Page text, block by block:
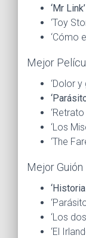
‘Mr
‘Toy
‘Cómo
Mejor
‘Dolor y
‘Los
‘The
Mejor Guión
‘Los
‘El